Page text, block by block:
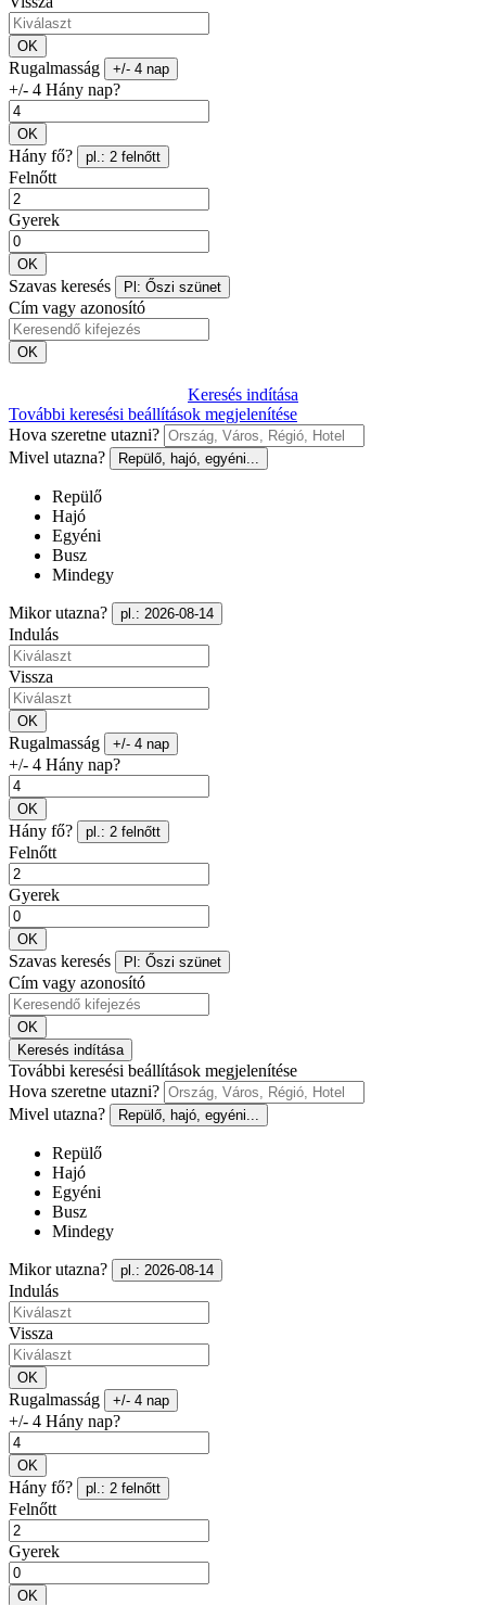
OK
Rugalmasság +/- 4 nap
+/- 4 Hány nap?
OK
Hány fő? pl.: 2 felnőtt
Felnőtt
Gyerek
OK
Szavas keresés Pl: Őszi szünet
Cím vagy azonosító
OK
Keresés indítása
További keresési beállítások megjelenítése
Hova szeretne utazni?
Mivel utazna?
Repülő, hajó, egyéni...
Repülő
Hajó
Egyéni
Busz
Mindegy
Mikor utazna? pl.: 2026-08-14
Indulás
Vissza
OK
Rugalmasság +/- 4 nap
+/- 4 Hány nap?
OK
Hány fő? pl.: 2 felnőtt
Felnőtt
Gyerek
OK
Szavas keresés Pl: Őszi szünet
Cím vagy azonosító
OK
Keresés indítása
További keresési beállítások megjelenítése
Hova szeretne utazni?
Mivel utazna?
Repülő, hajó, egyéni...
Repülő
Hajó
Egyéni
Busz
Mindegy
Mikor utazna? pl.: 2026-08-14
Indulás
Vissza
OK
Rugalmasság +/- 4 nap
+/- 4 Hány nap?
OK
Hány fő? pl.: 2 felnőtt
Felnőtt
Gyerek
OK